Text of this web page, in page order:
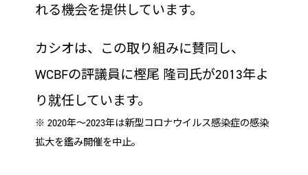
れる機会を提供しています。
カシオは、この取り組みに賛同し、
WCBFの評議員に樫尾 隆司氏が2013年よ
り就任しています。
※ 2020年～2023年は新型コロナウイルス感染症の感染
拡大を鑑み開催を中止。